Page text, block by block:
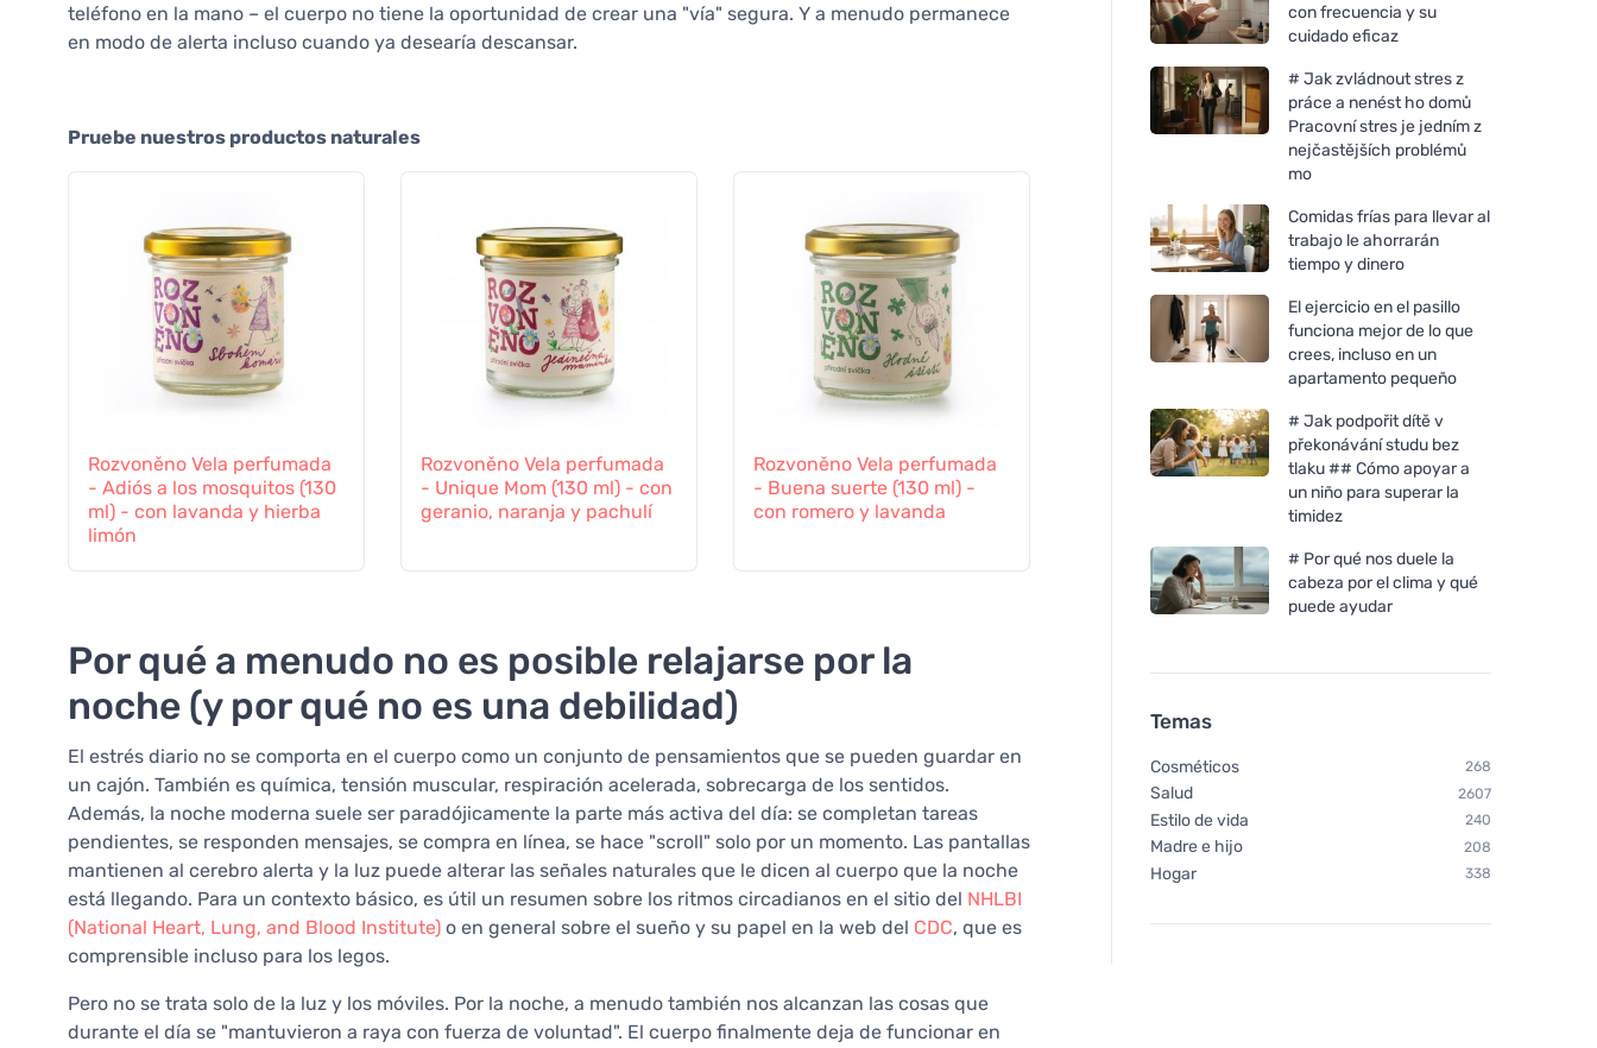
teléfono en la mano – el cuerpo no tiene la oportunidad de crear una "vía" segura. Y a menudo permanece
en modo de alerta incluso cuando ya desearía descansar.
Pruebe nuestros productos naturales
Rozvoněno Vela perfumada
- Adiós a los mosquitos (130
ml) - con lavanda y hierba
limón
Rozvoněno Vela perfumada
- Unique Mom (130 ml) - con
geranio, naranja y pachulí
Rozvoněno Vela perfumada
- Buena suerte (130 ml) -
con romero y lavanda
Rozvoněno Vela perfumada
- En el reino de los sueños
Rozvoněno Vela
- Milagro de
Por qué a menudo no es posible relajarse por la
noche (y por qué no es una debilidad)
El estrés diario no se comporta en el cuerpo como un conjunto de pensamientos que se pueden guardar en
un cajón. También es química, tensión muscular, respiración acelerada, sobrecarga de los sentidos.
Además, la noche moderna suele ser paradójicamente la parte más activa del día: se completan tareas
pendientes, se responden mensajes, se compra en línea, se hace "scroll" solo por un momento. Las pantallas
mantienen al cerebro alerta y la luz puede alterar las señales naturales que le dicen al cuerpo que la noche
está llegando. Para un contexto básico, es útil un resumen sobre los ritmos circadianos en el sitio del NHLBI
(National Heart, Lung, and Blood Institute) o en general sobre el sueño y su papel en la web del CDC, que es
comprensible incluso para los legos.
Pero no se trata solo de la luz y los móviles. Por la noche, a menudo también nos alcanzan las cosas que
durante el día se "mantuvieron a raya con fuerza de voluntad". El cuerpo finalmente deja de funcionar en
con frecuencia y su
cuidado eficaz
# Jak zvládnout stres z
práce a nenést ho domů
Pracovní stres je jedním z
nejčastějších problémů
mo
Comidas frías para llevar al
trabajo le ahorrarán
tiempo y dinero
El ejercicio en el pasillo
funciona mejor de lo que
crees, incluso en un
apartamento pequeño
# Jak podpořit dítě v
překonávání studu bez
tlaku ## Cómo apoyar a
un niño para superar la
timidez
# Por qué nos duele la
cabeza por el clima y qué
puede ayudar
Temas
Cosméticos 268
Salud 2607
Estilo de vida 240
Madre e hijo 208
Hogar 338